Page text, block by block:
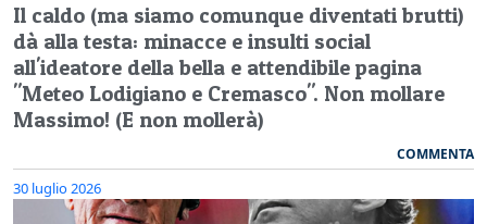
Il caldo (ma siamo comunque diventati brutti)
dà alla testa: minacce e insulti social
all'ideatore della bella e attendibile pagina
"Meteo Lodigiano e Cremasco". Non mollare
Massimo! (E non mollerà)
COMMENTA
30 luglio 2026